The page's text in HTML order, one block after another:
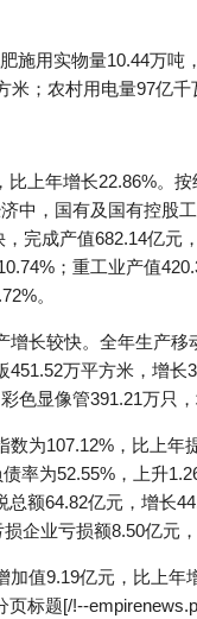
用实物量10.44万吨
；农村用电量97亿千
上年增长22.86%。
中，国有及国有控股
完成产值682.14亿
；重工业产值
。
长较快。全年生产移
万平方米，增
色显像管391.21万只，
为107.12%，比上
率为52.55%，上升
额64.82亿元，增长
企业亏损额8.50亿元，
值9.19亿元，比上
标题[/!--